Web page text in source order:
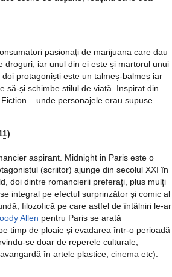
pasionaţi de marijuana care dau
droguri, iar unul din ei este şi martorul unui
protagoniști este un talmeș-balmeș iar
să-și schimbe stilul de viață. Inspirat din
– unde personajele erau supuse
)
aspirant. Midnight in Paris este o
(scriitor) ajunge din secolul XXI în
doi dintre romancierii preferaţi, plus mulţi
integral pe efectul surprinzător şi comic al
filozofică pe care astfel de întâlniri le-ar
Allen pentru Paris se arată
timp de ploaie şi evadarea într-o perioadă
se doar de reperele culturale,
în artele plastice, cinema etc).